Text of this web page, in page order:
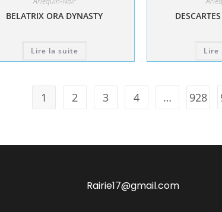
BELATRIX ORA DYNASTY
Lire la suite Lire
1 2 3 4 … 928
Rairie17@gmail.com